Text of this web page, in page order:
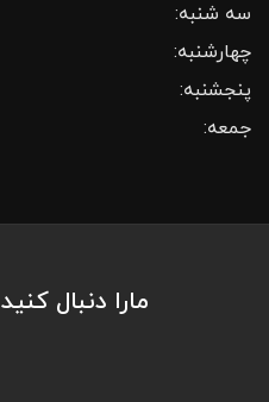
سه شنبه:
چهارشنبه:
پنجشنبه:
جمعه:
مارا دنبال کنید